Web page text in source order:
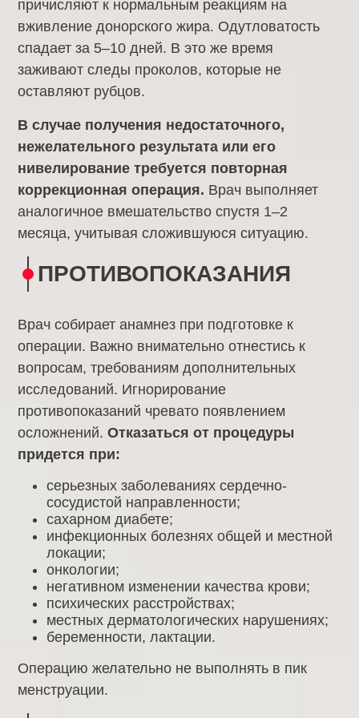
причисляют к нормальным реакциям на
вживление донорского жира. Одутловатость
спадает за 5–10 дней. В это же время
заживают следы проколов, которые не
оставляют рубцов.
В случае получения недостаточного,
нежелательного результата или его
нивелирование требуется повторная
коррекционная операция. Врач выполняет
аналогичное вмешательство спустя 1–2
месяца, учитывая сложившуюся ситуацию.
ПРОТИВОПОКАЗАНИЯ
Врач собирает анамнез при подготовке к
операции. Важно внимательно отнестись к
вопросам, требованиям дополнительных
исследований. Игнорирование
противопоказаний чревато появлением
осложнений. Отказаться от процедуры
придется при:
серьезных заболеваниях сердечно-
сосудистой направленности;
сахарном диабете;
инфекционных болезнях общей и местной
локации;
онкологии;
негативном изменении качества крови;
психических расстройствах;
местных дерматологических нарушениях;
беременности, лактации.
Операцию желательно не выполнять в пик
менструации.